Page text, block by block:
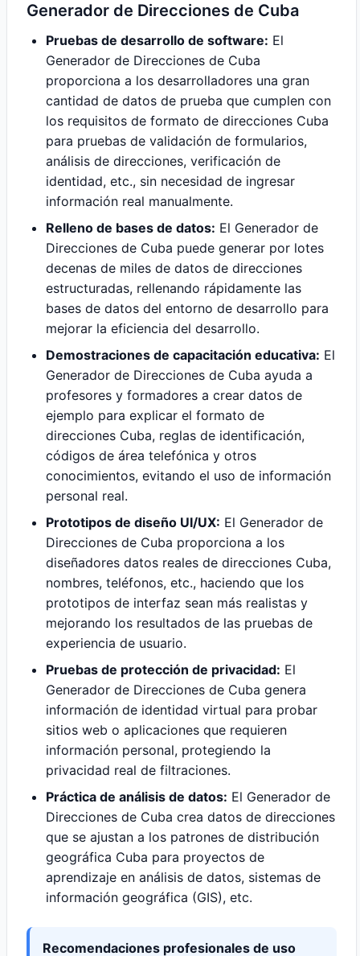
Generador de Direcciones de Cuba
Pruebas de desarrollo de software: El
Generador de Direcciones de Cuba
proporciona a los desarrolladores una gran
cantidad de datos de prueba que cumplen con
los requisitos de formato de direcciones Cuba
para pruebas de validación de formularios,
análisis de direcciones, verificación de
identidad, etc., sin necesidad de ingresar
información real manualmente.
Relleno de bases de datos: El Generador de
Direcciones de Cuba puede generar por lotes
decenas de miles de datos de direcciones
estructuradas, rellenando rápidamente las
bases de datos del entorno de desarrollo para
mejorar la eficiencia del desarrollo.
Demostraciones de capacitación educativa: El
Generador de Direcciones de Cuba ayuda a
profesores y formadores a crear datos de
ejemplo para explicar el formato de
direcciones Cuba, reglas de identificación,
códigos de área telefónica y otros
conocimientos, evitando el uso de información
personal real.
Prototipos de diseño UI/UX: El Generador de
Direcciones de Cuba proporciona a los
diseñadores datos reales de direcciones Cuba,
nombres, teléfonos, etc., haciendo que los
prototipos de interfaz sean más realistas y
mejorando los resultados de las pruebas de
experiencia de usuario.
Pruebas de protección de privacidad: El
Generador de Direcciones de Cuba genera
información de identidad virtual para probar
sitios web o aplicaciones que requieren
información personal, protegiendo la
privacidad real de filtraciones.
Práctica de análisis de datos: El Generador de
Direcciones de Cuba crea datos de direcciones
que se ajustan a los patrones de distribución
geográfica Cuba para proyectos de
aprendizaje en análisis de datos, sistemas de
información geográfica (GIS), etc.
Recomendaciones profesionales de uso